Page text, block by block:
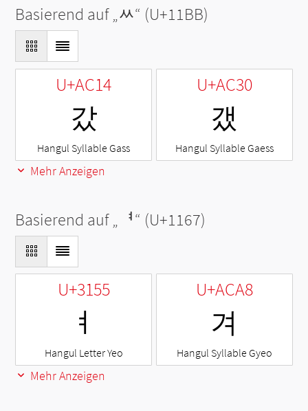
Basierend auf „ᆻ“ (U+11BB)
U+AC14
갔
Hangul Syllable Gass
U+AC30
갰
Hangul Syllable Gaess
Mehr Anzeigen
Basierend auf „ ᅧ“ (U+1167)
U+3155
ㅕ
Hangul Letter Yeo
U+ACA8
겨
Hangul Syllable Gyeo
Mehr Anzeigen